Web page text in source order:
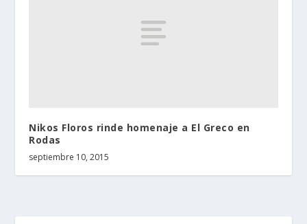
Nikos Floros rinde homenaje a El Greco en
Rodas
septiembre 10, 2015